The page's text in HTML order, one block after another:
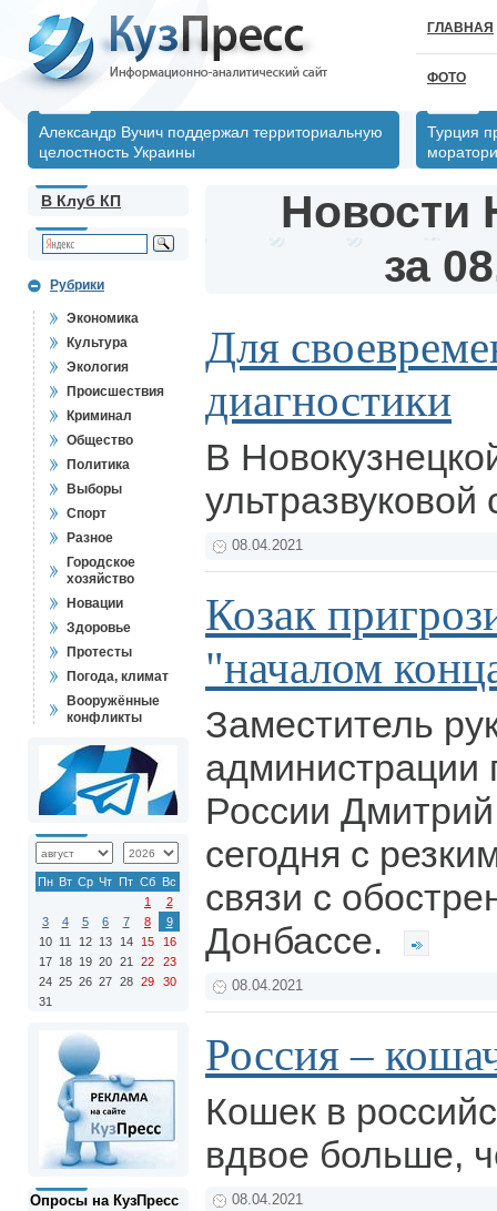
ГЛАВНАЯ
ФОТО
Александр Вучич поддержал территориальную
целостность Украины
Турция
В Клуб КП
Рубрики
Экономика
Культура
Экология
Происшествия
Криминал
Общество
Политика
Выборы
Спорт
Разное
Городское
хозяйство
Новации
Здоровье
Протесты
Погода, климат
Вооружённые
конфликты
Пн Вт Ср Чт Пт Сб Вс
1
2
3
4 5 6 7 8
9
10 11 12 13 14 15
16
17 18 19 20 21 22
23
24 25 26 27 28 29
30
31
Опросы на КузПресс
Новости
за
Для
диагностики
В
08.04.2021
Козак
"началом
Заместитель
администрации
России
сегодня с
связи с
Донбассе.
08.04.2021
Россия –
Кошек в
вдвое больше,
08.04.2021